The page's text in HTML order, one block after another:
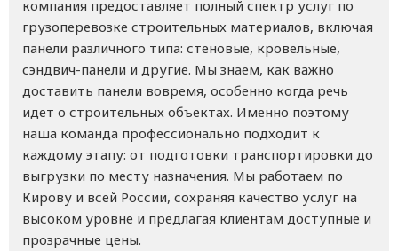
компания предоставляет полный спектр услуг по
грузоперевозке строительных материалов, включая
панели различного типа: стеновые, кровельные,
сэндвич-панели и другие. Мы знаем, как важно
доставить панели вовремя, особенно когда речь
идет о строительных объектах. Именно поэтому
наша команда профессионально подходит к
каждому этапу: от подготовки транспортировки до
выгрузки по месту назначения. Мы работаем по
Кирову и всей России, сохраняя качество услуг на
высоком уровне и предлагая клиентам доступные и
прозрачные цены.